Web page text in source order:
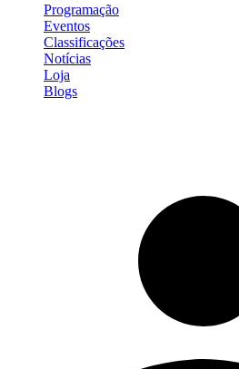
Programação
Eventos
Classificações
Notícias
Loja
Blogs